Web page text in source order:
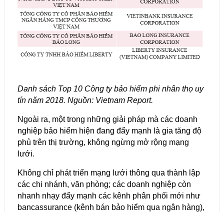
Danh sách Top 10 Công ty bảo hiểm phi nhân thọ uy
tín năm 2018. Nguồn: Vietnam Report.
Ngoài ra, một trong những giải pháp mà các doanh
nghiệp bảo hiểm hiện đang đẩy mạnh là gia tăng độ
phủ trên thị trường, không ngừng mở rộng mạng
lưới.
Không chỉ phát triển mạng lưới thông qua thành lập
các chi nhánh, văn phòng; các doanh nghiệp còn
nhanh nhạy đẩy mạnh các kênh phân phối mới như
bancassurance (kênh bán bảo hiểm qua ngân hàng),